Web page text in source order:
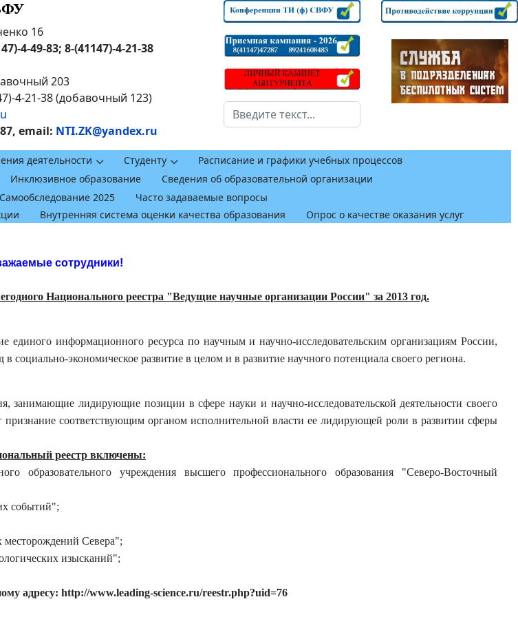
16
4-49-83; 8-(41147)-4-21-38
203
4-21-38 (добавочный 123)
email: NTI.ZK@yandex.ru
Поиск
деятельности Студенту
Расписание и графики учебных процессов
Инклюзивное образование
Сведения об образовательной организации
Самообследование 2025
Часто задаваемые вопросы
Внутренняя система оценки качества образования Опрос о качестве оказания услуг
сотрудники!
Национального реестра "Ведущие научные организации России" за 2013 год.
единого информационного ресурса по научным и научно-исследовательским организациям России,
социально-экономическое развитие в целом и в развитие научного потенциала своего региона.
занимающие лидирующие позиции в сфере науки и научно-исследовательской деятельности своего
соответствующим органом исполнительной власти ее лидирующей роли в развитии сферы
реестр включены:
образовательного учреждения высшего профессионального образования "Северо-Восточный
событий";
месторождений Севера";
изысканий";
адресу: http://www.leading-science.ru/reestr.php?uid=76